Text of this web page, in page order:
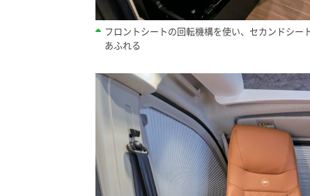
フロントシートの回転機構を使い、セカンドシ
あふれる